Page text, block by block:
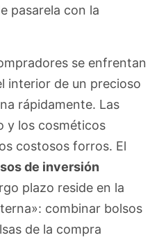
pasarela con la
se enfrentan
interior de un precioso
rápidamente. Las
y los cosméticos
costosos forros. El
de inversión
plazo reside en la
combinar bolsos
de la compra